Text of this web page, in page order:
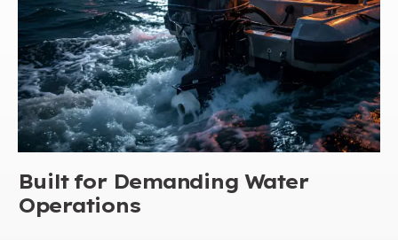
Built for Demanding Water
Operations